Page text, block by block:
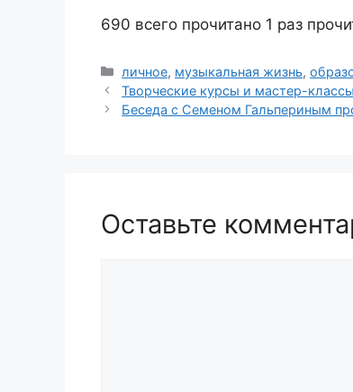
690 всего прочитано 1 раз
Рубрики
личное, музыкальная жизнь,
Творческие курсы и мастер-
Беседа с Семеном Гальпериным
Оставьте